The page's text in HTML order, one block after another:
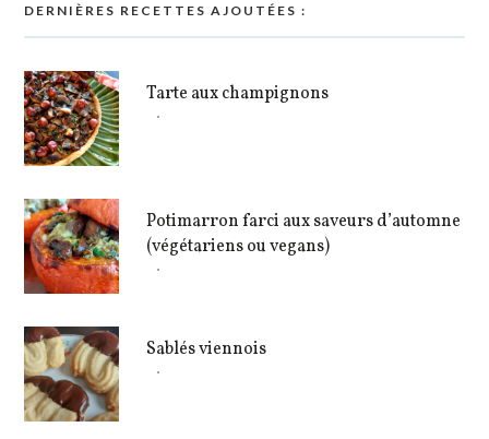
DERNIÈRES RECETTES AJOUTÉES :
Tarte aux champignons
Potimarron farci aux saveurs d’automne
(végétariens ou vegans)
Sablés viennois